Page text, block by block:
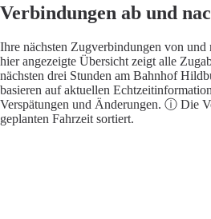
Verbindungen ab und
Ihre nächsten Zugverbindungen von
hier angezeigte Übersicht zeigt alle
nächsten drei Stunden am Bahnhof
basieren auf aktuellen
Verspätungen und Änderungen. ⓘ Die
geplanten Fahrzeit sortiert.